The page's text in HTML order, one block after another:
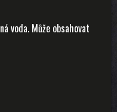
voda. Může obsahovat